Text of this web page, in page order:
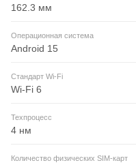
162.3 мм
Операционная система
Android 15
Стандарт Wi-Fi
Wi-Fi 6
Техпроцесс
4 нм
Количество физических SIM-карт